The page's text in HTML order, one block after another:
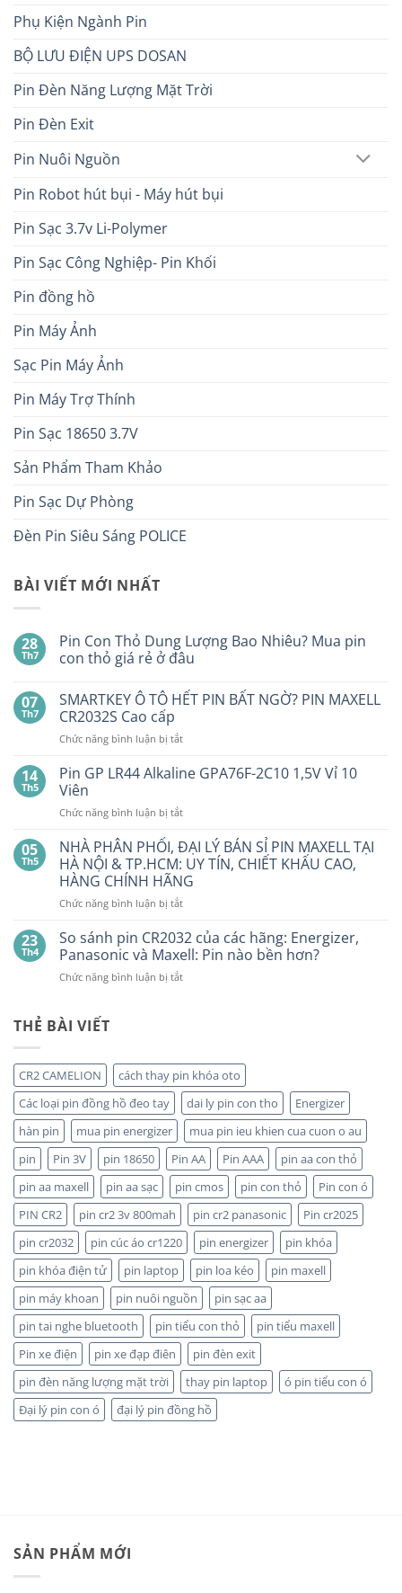
Phụ Kiện Ngành Pin
BỘ LƯU ĐIỆN UPS DOSAN
Pin Đèn Năng Lượng Mặt Trời
Pin Đèn Exit
Pin Nuôi Nguồn
Pin Robot hút bụi - Máy hút bụi
Pin Sạc 3.7v Li-Polymer
Pin Sạc Công Nghiệp- Pin Khối
Pin đồng hồ
Pin Máy Ảnh
Sạc Pin Máy Ảnh
Pin Máy Trợ Thính
Pin Sạc 18650 3.7V
Sản Phẩm Tham Khảo
Pin Sạc Dự Phòng
Đèn Pin Siêu Sáng POLICE
BÀI VIẾT MỚI NHẤT
28
Th7
Pin Con Thỏ Dung Lượng Bao Nhiêu? Mua pin
con thỏ giá rẻ ở đâu
bình
luận
ở
Pin
Con
Dung
Lượng
Bao
Mua
con
thỏ
giá
rẻ
ở
đâu
07
Th7
SMARTKEY Ô TÔ HẾT PIN BẤT NGỜ? PIN MAXELL
CR2032S Cao cấp
Chức năng bình luận bị tắtở
Ô
PIN
NGỜ?
PIN
MAXELL
CR2032S Cao
cấp
14
Th5
Pin GP LR44 Alkaline GPA76F-2C10 1,5V Vỉ 10
Viên
Chức năng bình luận bị tắtở
GP
LR44
Alkaline
GPA76F-
2C10
Vỉ
10
Viên
05
Th5
NHÀ PHÂN PHỐI, ĐẠI LÝ BÁN SỈ PIN MAXELL TẠI
HÀ NỘI & TP.HCM: UY TÍN, CHIẾT KHẤU CAO,
HÀNG CHÍNH HÃNG
Chức năng bình luận bị tắtở
PHÂN
PHỐI,
ĐẠI
LÝ
HÀ
NỘI
&
TP.HCM:
UY
TÍN,
CHIẾT
KHẤU
CAO,
HÀNG
CHÍNH
HÃNG
23
Th4
So sánh pin CR2032 của các hãng: Energizer,
Panasonic và Maxell: Pin nào bền hơn?
Chức năng bình luận bị tắtở
các
hãng:
Energizer,
Panasonic
và
Maxell:
Pin
nào
bền
hơn?
THẺ BÀI VIẾT
CR2 CAMELION
cách thay pin khóa oto
Các loại pin đồng hồ đeo tay
dai ly pin con tho
Energizer
hàn pin
mua pin energizer
mua pin ieu khien cua cuon o au
pin
Pin 3V pin 18650 Pin AA Pin AAA
pin aa con thỏ
pin aa maxell
pin aa sạc pin cmos pin con thỏ
Pin con ó
PIN CR2
pin cr2 3v 800mah pin cr2 panasonic
Pin cr2025
pin cr2032
pin cúc áo cr1220 pin energizer
pin khóa
pin khóa điện tử
pin laptop pin loa kéo
pin maxell
pin máy khoan
pin nuôi nguồn
pin sạc aa
pin tai nghe bluetooth
pin tiểu con thỏ
pin tiểu maxell
Pin xe điện
pin xe đạp điên
pin đèn exit
pin đèn năng lượng mặt trời
thay pin laptop
ó pin tiểu con ó
Đại lý pin con ó
đại lý pin đồng hồ
SẢN PHẨM MỚI